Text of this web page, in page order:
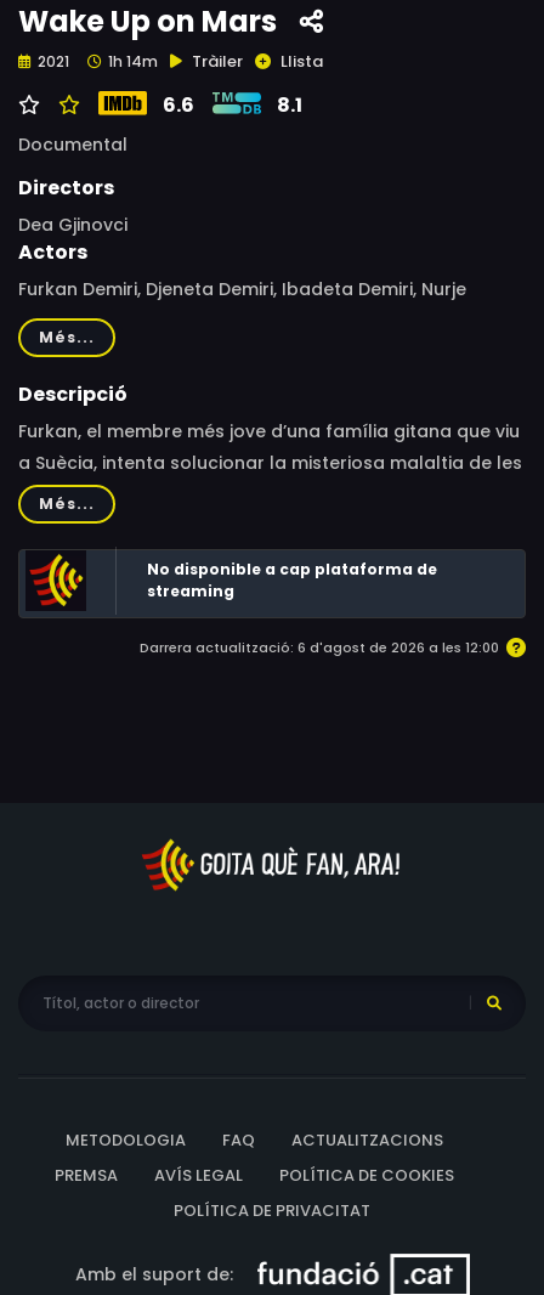
Wake Up on Mars
2021 1h 14m Tràiler Llista
6.6 8.1
Documental
Directors
Dea Gjinovci
Actors
Furkan Demiri, Djeneta Demiri, Ibadeta Demiri, Nurje
Demiri, Muharrem Demiri, Resul Demiri, Elizabeth
Hultcrantz
Més...
Descripció
Furkan, el membre més jove d’una família gitana que viu
a Suècia, intenta solucionar la misteriosa malaltia de les
seves dues germanes. Ibadeta i Djeneta porten diversos
anys en estat de coma, víctimes del que s’ha anomenat
la «síndrome de la renúncia».
Més...
No disponible a cap plataforma de
streaming
Darrera actualització: 6 d'agost de 2026 a les 12:00
METODOLOGIA FAQ
ACTUALITZACIONS
PREMSA
AVÍS LEGAL
POLÍTICA DE COOKIES
POLÍTICA DE PRIVACITAT
Amb el suport de: